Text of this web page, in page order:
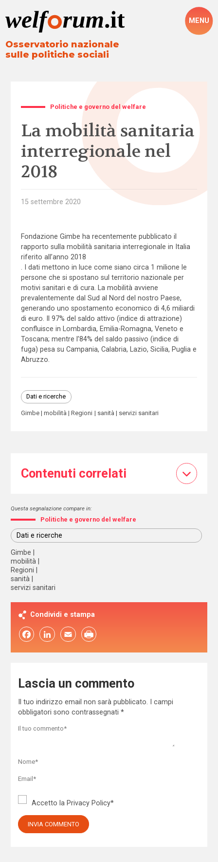
Osservatorio nazionale
sulle politiche sociali
MENU
Politiche e governo del welfare
La mobilità sanitaria
interregionale nel
2018
15 settembre 2020
Fondazione Gimbe ha recentemente pubblicato il
rapporto sulla mobilità sanitaria interregionale in Italia
riferito all’anno 2018
. I dati mettono in luce come siano circa 1 milione le
persone che si spostano sul territorio nazionale per
motivi sanitari e di cura. La mobilità avviene
prevalentemente dal Sud al Nord del nostro Paese,
generando uno spostamento economico di 4,6 miliardi
di euro. Il 97% del saldo attivo (indice di attrazione)
confluisce in Lombardia, Emilia-Romagna, Veneto e
Toscana; mentre l’84% del saldo passivo (indice di
fuga) pesa su Campania, Calabria, Lazio, Sicilia, Puglia e
Abruzzo.
Dati e ricerche
Gimbe mobilità Regioni sanità servizi sanitari
Contenuti correlati
Questa segnalazione compare in:
Politiche e governo del welfare
Dati e ricerche
Gimbe
mobilità
Regioni
sanità
servizi sanitari
Condividi e stampa
FacebookLinkedIn Email
Lascia un commento
Il tuo indirizzo email non sarà pubblicato.
I campi
obbligatori sono contrassegnati *
Accetto la Privacy Policy*